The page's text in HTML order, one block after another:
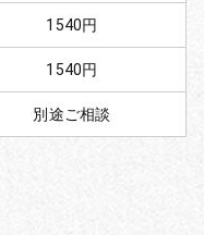
1540円
1540円
別途ご相談